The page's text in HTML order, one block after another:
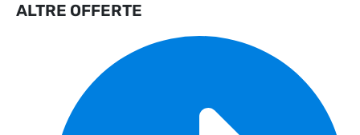
ALTRE OFFERTE